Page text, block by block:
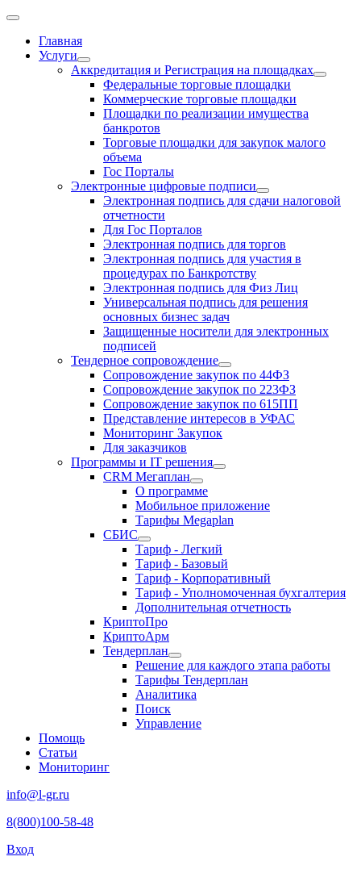
Главная
Услуги
Аккредитация и Регистрация на площадках
Федеральные торговые площадки
Коммерческие торговые площадки
Площадки по реализации имущества
банкротов
Торговые площадки для закупок малого
объема
Гос Порталы
Электронные цифровые подписи
Электронная подпись для сдачи налоговой
отчетности
Для Гос Порталов
Электронная подпись для торгов
Электронная подпись для участия в
процедурах по Банкротству
Электронная подпись для Физ Лиц
Универсальная подпись для решения
основных бизнес задач
Защищенные носители для электронных
подписей
Тендерное сопровождение
Сопровождение закупок по 44ФЗ
Сопровождение закупок по 223ФЗ
Сопровождение закупок по 615ПП
Представление интересов в УФАС
Мониторинг Закупок
Для заказчиков
Программы и IT решения
CRM Мегаплан
О программе
Мобильное приложение
Тарифы Megaplan
СБИС
Тариф - Легкий
Тариф - Базовый
Тариф - Корпоративный
Тариф - Уполномоченная бухгалтерия
Дополнительная отчетность
КриптоПро
КриптоАрм
Тендерплан
Решение для каждого этапа работы
Тарифы Тендерплан
Аналитика
Поиск
Управление
Помощь
Статьи
Мониторинг
info@l-gr.ru
8(800)100-58-48
Вход